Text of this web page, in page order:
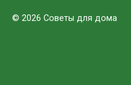
© 2026 Советы для дома